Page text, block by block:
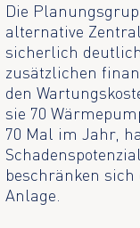
Die
alternative
sicherlich
zusätzlichen
den
sie 70
70 Mal im Jahr,
beschränken
Anlage.